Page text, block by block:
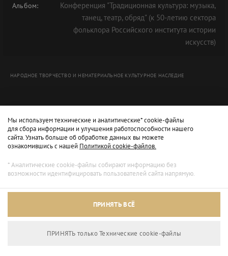
Архивный режим
Альбом:
Конференция "Традиционная культура: музыка,
танец, театр, обряд" (к 50-летию сектора
фольклора Российского института истории
искусств)
НАРОДНОЕ ТВОРЧЕСТВО И НЕМАТЕРИАЛЬНОЕ КУЛЬТУРНОЕ НАСЛЕДИЕ
Мы используем технические и аналитические* cookie-файлы
для сбора информации и улучшения работоспособности нашего
сайта. Узнать больше об обработке данных вы можете
ознакомившись с нашей Политикой cookie-файлов.
* Аналитические cookie-файлы собирают информацию без
возможности идентифицировать пользователей сайта напрямую.
ПРИНЯТЬ ВСЁ
ПРИНЯТЬ только Технические сookie-файлы